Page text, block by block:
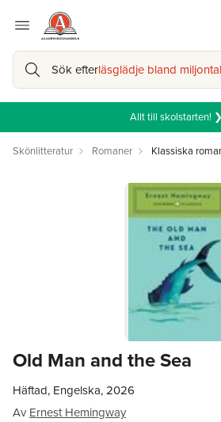
Sök efterläsglädje bland
Allt till skolstarten! ❯
Skönlitteratur Romaner Klassiska
Old Man and the Sea
Häftad, Engelska, 2026
Av Ernest Hemingway